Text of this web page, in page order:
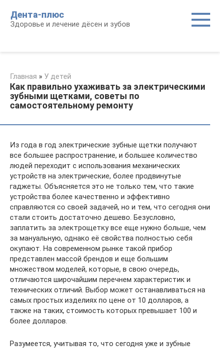
контенту
Дента-плюс
Здоровье и лечение дёсен и зубов
Главная » У детей
Как правильно ухаживать за электрическими
зубными щетками, советы по
самостоятельному ремонту
Из года в год электрические зубные щетки получают
все большее распространение, и большее количество
людей переходит с использования механических
устройств на электрические, более продвинутые
гаджеты. Объясняется это не только тем, что такие
устройства более качественно и эффективно
справляются со своей задачей, но и тем, что сегодня они
стали стоить достаточно дешево. Безусловно,
заплатить за электрощетку все еще нужно больше, чем
за мануальную, однако её свойства полностью себя
окупают. На современном рынке такой прибор
представлен массой брендов и еще большим
множеством моделей, которые, в свою очередь,
отличаются широчайшим перечнем характеристик и
технических отличий. Выбор может останавливаться на
самых простых изделиях по цене от 10 долларов, а
также на таких, стоимость которых превышает 100 и
более долларов.
Разумеется, учитывая то, что сегодня уже и зубные